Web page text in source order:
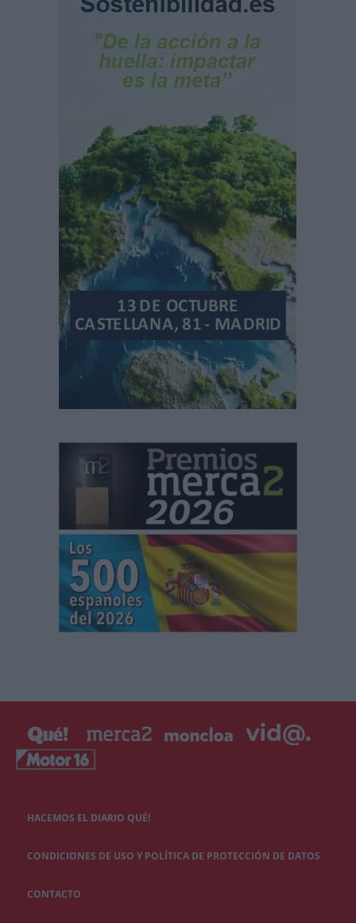
HACEMOS EL DIARIO QUÉ!
CONDICIONES DE USO Y POLÍTICA DE PROTECCIÓN DE DATOS
CONTACTO